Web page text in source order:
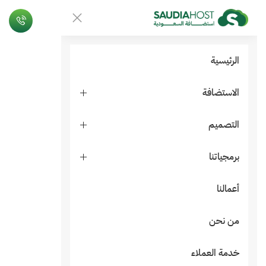
الرئيسية
الاستضافة
التصميم
برمجياتنا
أعمالنا
من نحن
خدمة العملاء